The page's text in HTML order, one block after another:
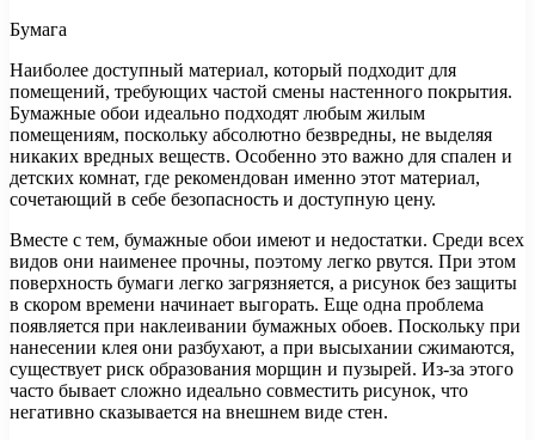
Бумага
Наиболее доступный материал, который подходит для
помещений, требующих частой смены настенного покрытия.
Бумажные обои идеально подходят любым жилым
помещениям, поскольку абсолютно безвредны, не выделяя
никаких вредных веществ. Особенно это важно для спален и
детских комнат, где рекомендован именно этот материал,
сочетающий в себе безопасность и доступную цену.
Вместе с тем, бумажные обои имеют и недостатки. Среди всех
видов они наименее прочны, поэтому легко рвутся. При этом
поверхность бумаги легко загрязняется, а рисунок без защиты
в скором времени начинает выгорать. Еще одна проблема
появляется при наклеивании бумажных обоев. Поскольку при
нанесении клея они разбухают, а при высыхании сжимаются,
существует риск образования морщин и пузырей. Из-за этого
часто бывает сложно идеально совместить рисунок, что
негативно сказывается на внешнем виде стен.